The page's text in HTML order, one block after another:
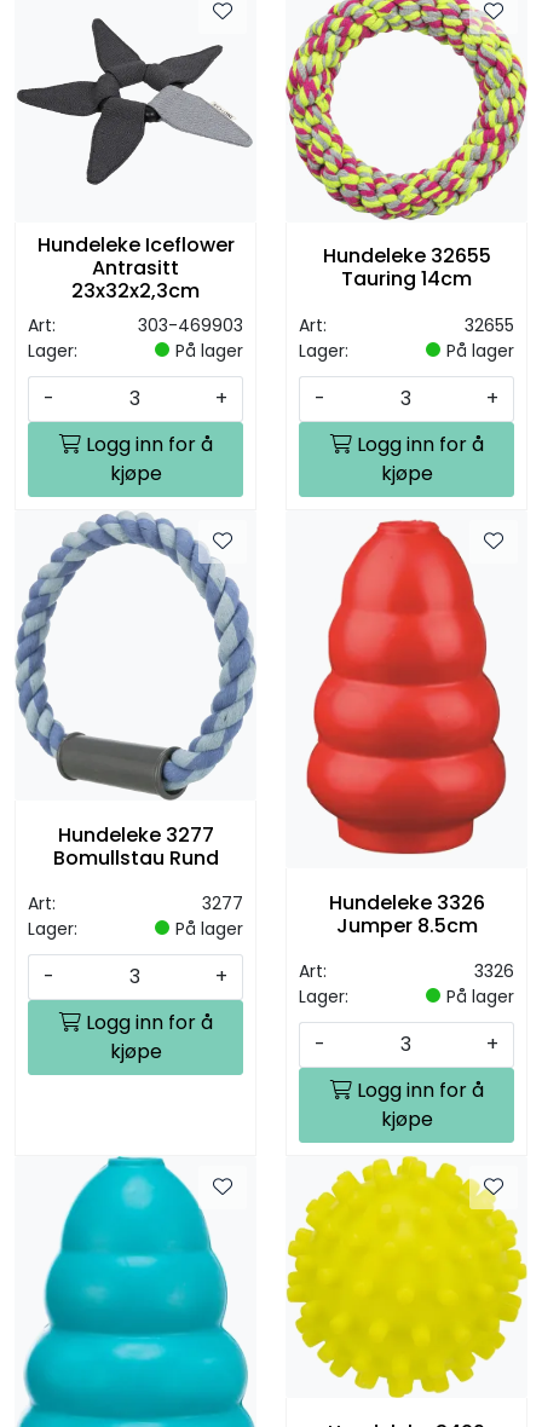
Hundeleke Iceflower
Antrasitt
23x32x2,3cm
Art:
303-469903
Lager:
På lager
-
+
Logg inn for å
kjøpe
Hundeleke 32655
Tauring 14cm
Art:
32655
Lager:
På lager
-
+
Logg inn for å
kjøpe
Hundeleke 3277
Bomullstau Rund
Art:
3277
Lager:
På lager
-
+
Logg inn for å
kjøpe
Hundeleke 3326
Jumper 8.5cm
Art:
3326
Lager:
På lager
-
+
Logg inn for å
kjøpe